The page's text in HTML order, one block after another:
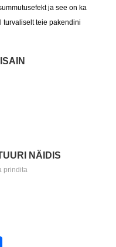
ja see on ka
turvaliselt teie pakendini
NÄIDIS
prindita